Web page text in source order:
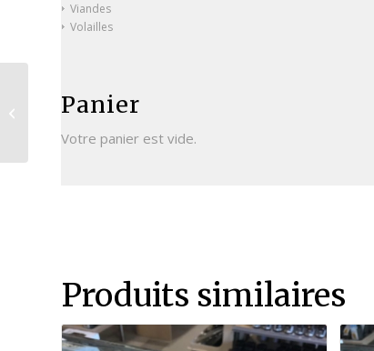
Viandes
Volailles
Panier
Votre panier est vide.
Produits similaires
Tiramisu